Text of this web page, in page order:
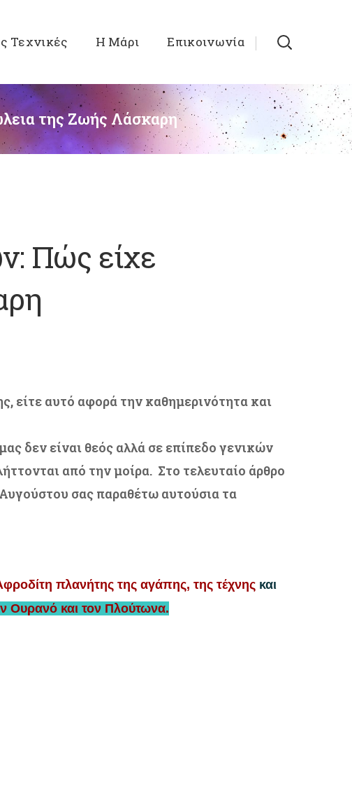
Τεχνικές Η Μάρι Επικοινωνία
της Ζωής Λάσκαρη
Πώς είχε
είτε αυτό αφορά την καθημερινότητα και
δεν είναι θεός αλλά σε επίπεδο γενικών
από την μοίρα. Στο τελευταίο άρθρο
σας παραθέτω αυτούσια τα
πλανήτης της αγάπης, της τέχνης και
Ουρανό και τον Πλούτωνα.